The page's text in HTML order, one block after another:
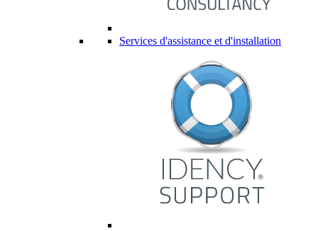
Services d'assistance et d'installation